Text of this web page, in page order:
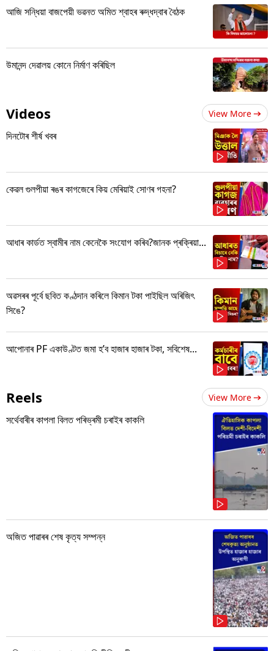
আজি সন্ধিয়া বাজপেয়ী ভৱনত অমিত শ্বাহৰ ৰুদ্ধদ্বাৰ বৈঠক
উমানন্দ দেৱালয় কোনে নিৰ্মাণ কৰিছিল
Videos View More
দিনটোৰ শীৰ্ষ খবৰ
কেৱল গুলপীয়া ৰঙৰ কাগজেৰে কিয় মেৰিয়াই সোণৰ গহনা?
আধাৰ কাৰ্ডত স্বামীৰ নাম কেনেকৈ সংযোগ কৰিব?জানক প্ৰক্ৰিয়া...
অৱসৰৰ পূৰ্বে ছবিত কণ্ঠদান কৰিলে কিমান টকা পাইছিল অৰিজিৎ
সিঙে?
আপোনাৰ PF একাউণ্টত জমা হ’ব হাজাৰ হাজাৰ টকা, সবিশেষ...
Reels View More
সৰ্থেবাৰীৰ কাপলা বিলত পৰিভ্ৰমী চৰাইৰ কাকলি
অজিত পাৱাৰৰ শেষ কৃত্য সম্পন্ন